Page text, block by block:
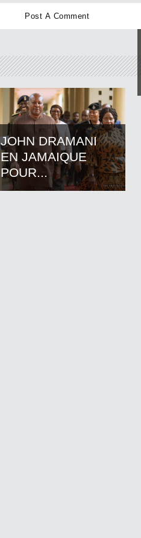
JOHN DRAMANI
EN JAMAIQUE
POUR...